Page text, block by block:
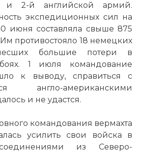
и 2-й английской армий.
экспедиционных сил на
июня составляла свыше 875
противостояло 18 немецких
большие потери в
1 июля командование
к выводу, справиться с
англо-американскими
и не удастся.
командования вермахта
усилить свои войска в
из Северо-